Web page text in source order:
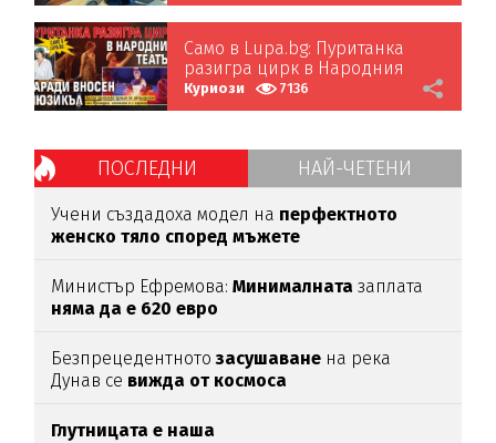
Само в Lupa.bg: Пуританка
разигра цирк в Народния
театър заради вносен
мюзикъл
Куриози 7136
ПОСЛЕДНИ НАЙ-ЧЕТЕНИ
Учени създадоха модел на перфектното
женско тяло според мъжете
Министър Ефремова:Минималната заплата
няма да е 620 евро
Безпрецедентнотозасушаване на река
Дунав се вижда от космоса
Глутницата е наша